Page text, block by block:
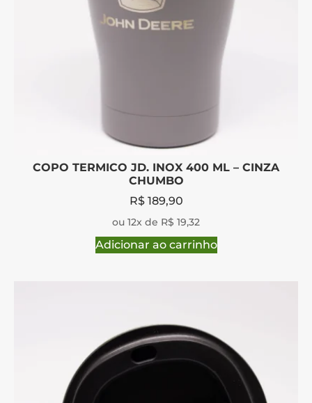
COPO TERMICO JD. INOX 400 ML – CINZA
CHUMBO
R$189,90
ou 12x de R$ 19,32
Adicionar ao carrinho